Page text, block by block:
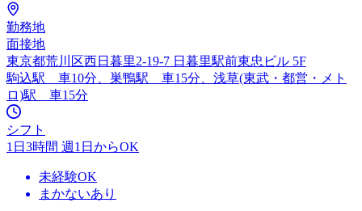
勤務地
面接地
東京都荒川区西日暮里2-19-7 日暮里駅前東忠ビル 5F
駒込駅 車10分、巣鴨駅 車15分、浅草(東武・都営・メト
ロ)駅 車15分
シフト
1日3時間 週1日からOK
未経験OK
まかないあり